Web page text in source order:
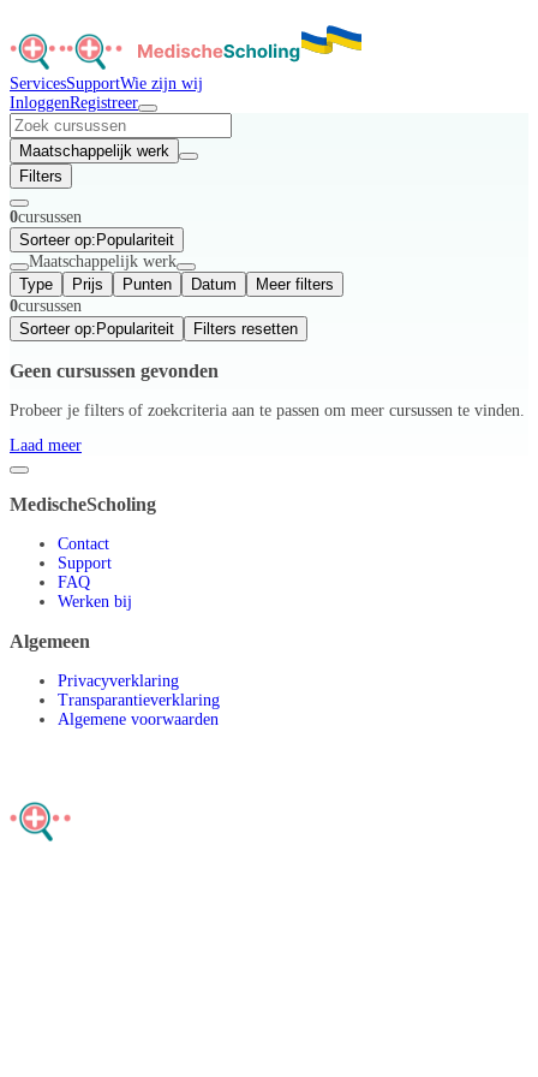
ServicesSupportWie zijn wij
InloggenRegistreer
Maatschappelijk werk
Filters
0cursussen
Sorteer op: Populariteit
Maatschappelijk werk
Type
Prijs Punten Datum
Meer filters
0cursussen
Sorteer op: Populariteit Filters resetten
Geen cursussen gevonden
Probeer je filters of zoekcriteria aan te passen om meer cursussen te vinden.
Laad meer
MedischeScholing
Contact
Support
FAQ
Werken bij
Algemeen
Privacyverklaring
Transparantieverklaring
Algemene voorwaarden